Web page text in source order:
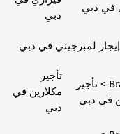
دبي
إيجار لمبرجيني في دبي
تأجير
مكلارين في
دبي